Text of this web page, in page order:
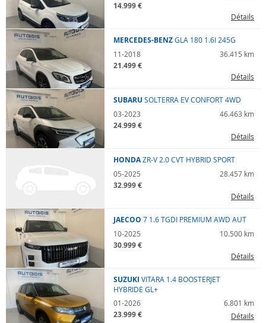
14.999 €
Détails
MERCEDES-BENZGLA 180 1.6I 245G
11-2018
36.415 km
21.499 €
Détails
SUBARU SOLTERRA EV CONFORT 4WD
03-2023
46.463 km
24.999 €
Détails
HONDAZR-V 2.0 CVT HYBRID SPORT
05-2025
28.457 km
32.999 €
Détails
JAECOO 7 1.6 TGDI PREMIUM AWD AUT
10-2025
10.500 km
30.999 €
Détails
SUZUKI VITARA 1.4 BOOSTERJET
HYBRIDE GL+
01-2026
6.801 km
23.999 € Détails